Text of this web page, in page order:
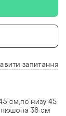
запитання
см,по низу 45
38 см